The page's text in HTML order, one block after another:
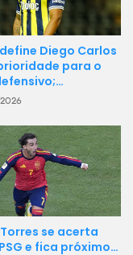
Diego Carlos
para o
se acerta
e fica próximo…